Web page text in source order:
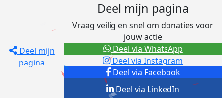
Deel mijn
pagina
Deel mijn pagina
Vraag veilig en snel om donaties voor
jouw actie
Deel via Facebook
Deel via Instagram
Deel via LinkedIn
Deel via WhatsApp